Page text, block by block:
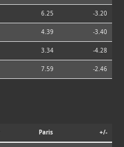
6.25 -3.20
4.39 -3.40
3.34 -4.28
7.59 -2.46
Paris +/-